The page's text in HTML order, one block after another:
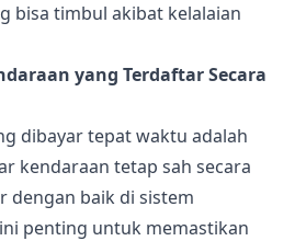
bisa timbul akibat kelalaian
yang Terdaftar Secara
dibayar tepat waktu adalah
kendaraan tetap sah secara
dengan baik di sistem
penting untuk memastikan